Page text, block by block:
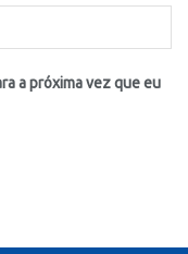
a próxima vez que eu